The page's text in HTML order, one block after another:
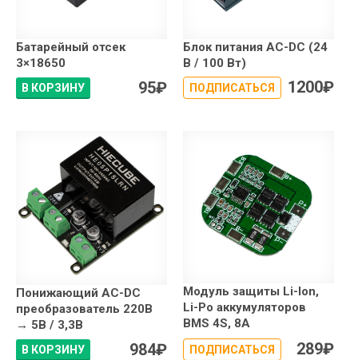
Батарейный отсек
3×18650
В КОРЗИНУ 95₽
Блок питания AC-DC (24
В / 100 Вт)
ПОДПИСАТЬСЯ 1200₽
Понижающий AC-DC
преобразователь 220В
→ 5В / 3,3В
В КОРЗИНУ 984₽
Модуль защиты Li-Ion,
Li-Po аккумуляторов
BMS 4S, 8A
ПОДПИСАТЬСЯ 289₽